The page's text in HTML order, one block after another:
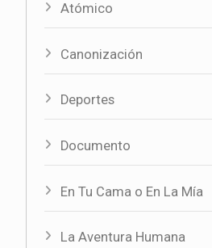
Atómico
Canonización
Deportes
Documento
En Tu Cama o En La Mía
La Aventura Humana